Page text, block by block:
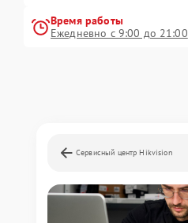
Время работы
Ежедневно с 9:00 до 21:00
Сервисный центр Hikvision